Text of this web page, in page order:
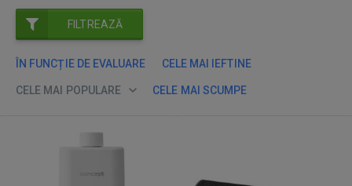
FILTREAZĂ
ÎN FUNCȚIE DE EVALUARE CELE MAI IEFTINE
CELE MAI POPULARE CELE MAI SCUMPE